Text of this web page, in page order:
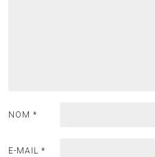
NOM *
E-MAIL *